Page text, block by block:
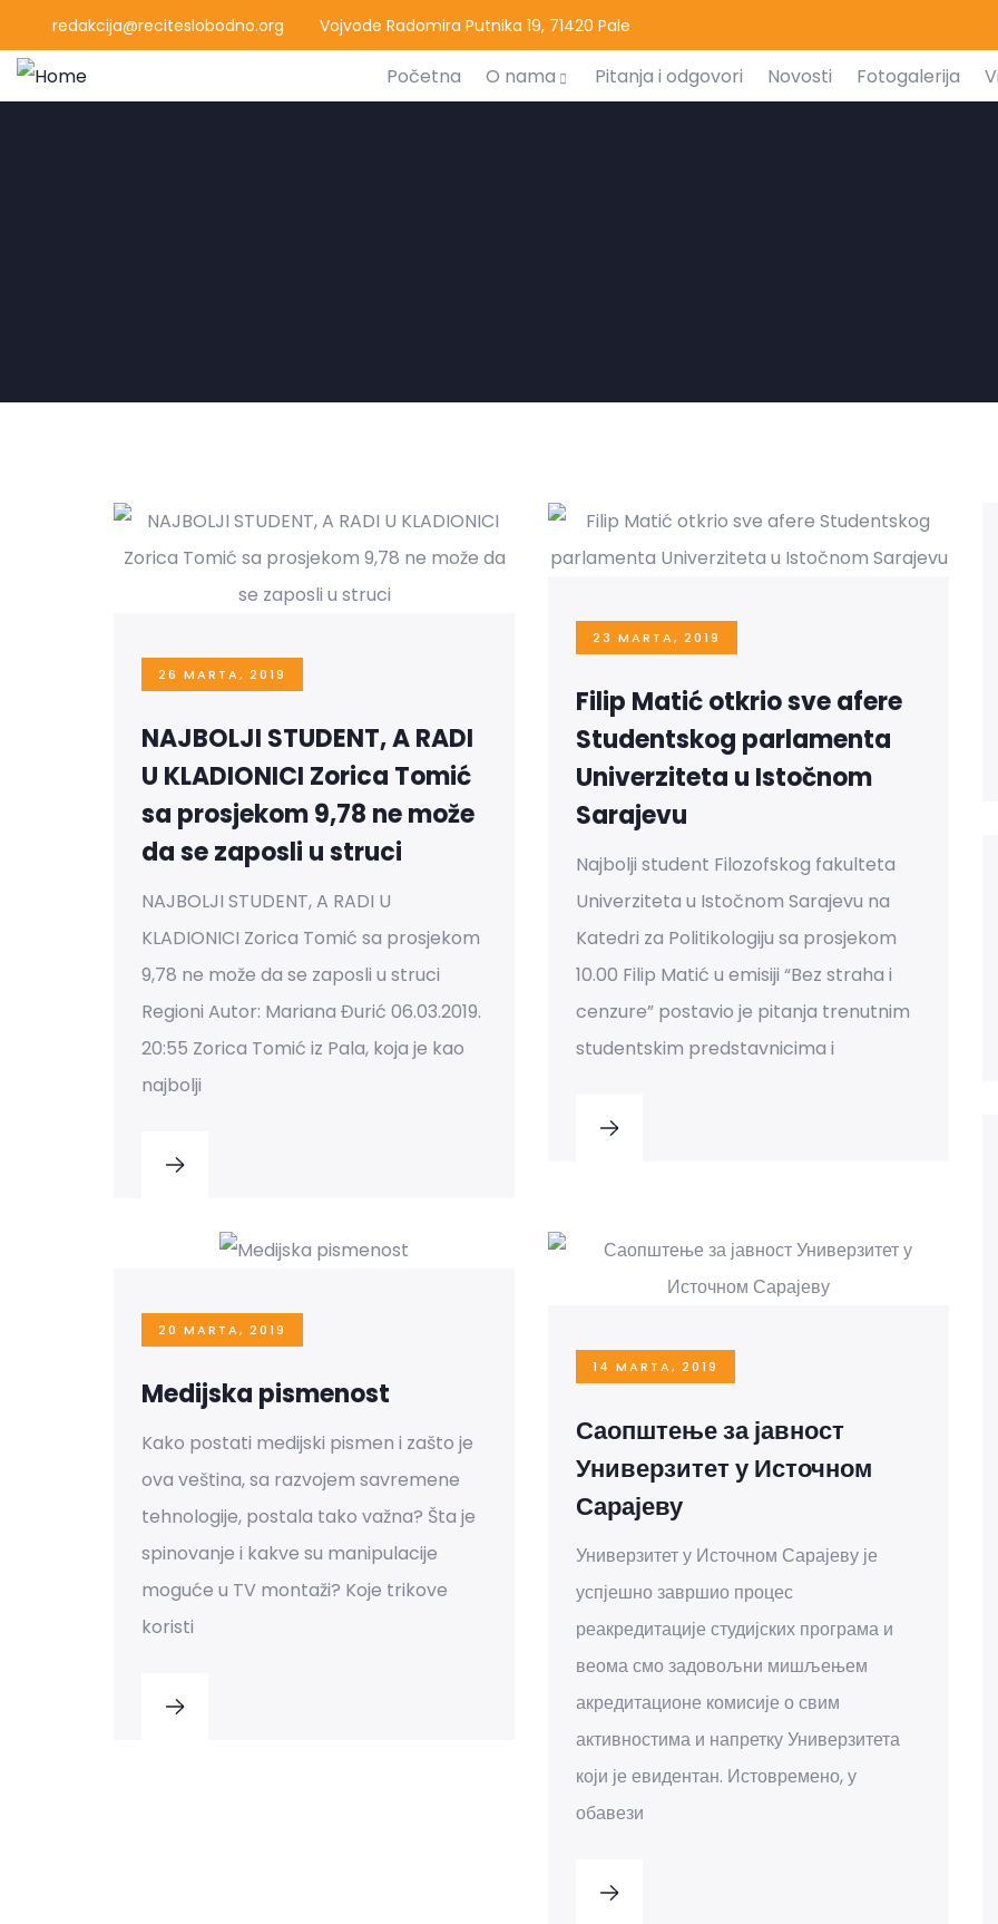
redakcija@reciteslobodno.org Vojvode Radomira Putnika 19, 71420 Pale
Početna O nama Pitanja i odgovori Novosti Fotogalerija
26 MARTA, 2019
NAJBOLJI STUDENT, A RADI
U KLADIONICI Zorica Tomić
sa prosjekom 9,78 ne može
da se zaposli u struci
NAJBOLJI STUDENT, A RADI U
KLADIONICI Zorica Tomić sa prosjekom
9,78 ne može da se zaposli u struci
Regioni Autor: Mariana Đurić 06.03.2019.
20:55 Zorica Tomić iz Pala, koja je kao
najbolji
23 MARTA, 2019
Filip Matić otkrio sve afere
Studentskog parlamenta
Univerziteta u Istočnom
Sarajevu
Najbolji student Filozofskog fakulteta
Univerziteta u Istočnom Sarajevu na
Katedri za Politikologiju sa prosjekom
10.00 Filip Matić u emisiji “Bez straha i
cenzure” postavio je pitanja trenutnim
studentskim predstavnicima i
20 MARTA, 2019
Medijska pismenost
Kako postati medijski pismen i zašto je
ova veština, sa razvojem savremene
tehnologije, postala tako važna? Šta je
spinovanje i kakve su manipulacije
moguće u TV montaži? Koje trikove
koristi
14 MARTA, 2019
Саопштење за јавност
Универзитет у Источном
Сарајеву
Универзитет у Источном Сарајеву је
успјешно завршио процес
реакредитације студијских програма и
веома смо задовољни мишљењем
акредитационе комисије о свим
активностима и напретку Универзитета
који је евидентан. Истовремено, у
обавези